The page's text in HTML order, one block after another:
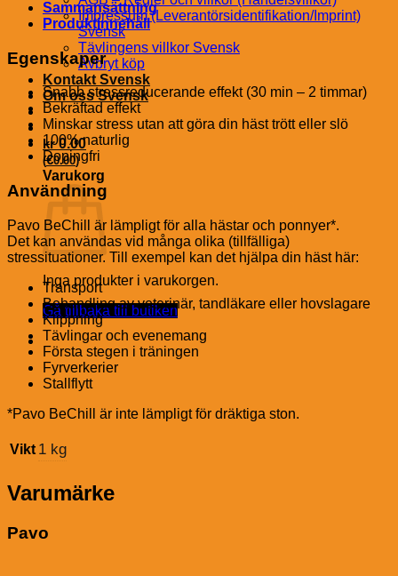
Impressum (Leverantörsidentifikation/Imprint)
Svensk
Tävlingens villkor Svensk
Avbryt köp
Kontakt Svensk
Om oss Svensk
kr0.00
(€0.00)
Varukorg
Inga produkter i varukorgen.
Gå tillbaka till butiken
Sammansättning
Produktinnehåll
Egenskaper
Snabb stressreducerande effekt (30 min – 2 timmar)
Bekräftad effekt
Minskar stress utan att göra din häst trött eller slö
100% naturlig
Dopingfri
Användning
Pavo BeChill är lämpligt för alla hästar och ponnyer*.
Det kan användas vid många olika (tillfälliga)
stressituationer. Till exempel kan det hjälpa din häst här:
Transport
Behandling av veterinär, tandläkare eller hovslagare
Klippning
Tävlingar och evenemang
Första stegen i träningen
Fyrverkerier
Stallflytt
*Pavo BeChill är inte lämpligt för dräktiga ston.
Vikt 1 kg
Varumärke
Pavo